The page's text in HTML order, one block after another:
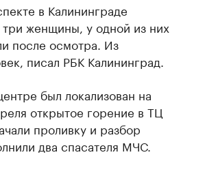
в Калининграде
женщины, у одной из них
после осмотра. Из
писал РБК Калининград.
был локализован на
открытое горение в ТЦ
проливку и разбор
два спасателя МЧС.